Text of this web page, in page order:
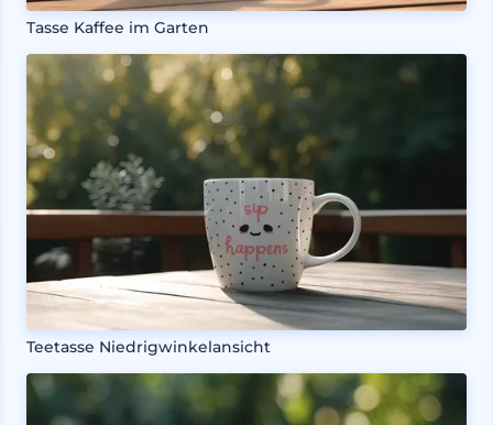
Tasse Kaffee im Garten
Teetasse Niedrigwinkelansicht